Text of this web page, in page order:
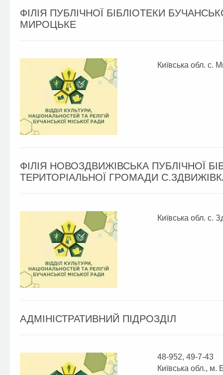
ФІЛІЯ ПУБЛІЧНОЇ БІБЛІОТЕКИ
МИРОЦЬКЕ
Київська обл. с.
ФІЛІЯ НОВОЗДВИЖІВСЬКА ПУБЛІЧНОЇ
ТЕРИТОРІАЛЬНОЇ ГРОМАДИ
Київська обл. с.
АДМІНІСТРАТИВНИЙ ПІДРОЗДІЛ
48-952, 49-7-43
Київська обл., м.